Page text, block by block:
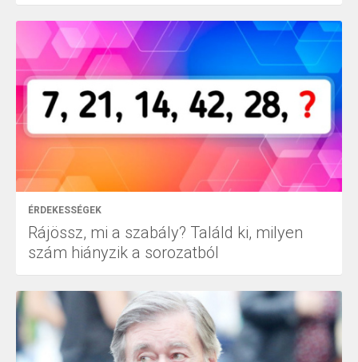
ÉRDEKESSÉGEK
Rájössz, mi a szabály? Találd ki, milyen
szám hiányzik a sorozatból